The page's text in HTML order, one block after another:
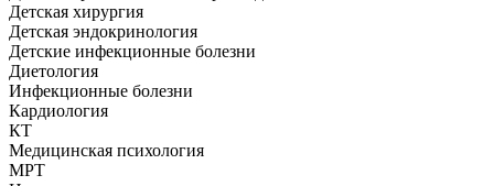
Детская хирургия
Детская эндокринология
Детские инфекционные болезни
Диетология
Инфекционные болезни
Кардиология
КТ
Медицинская психология
МРТ